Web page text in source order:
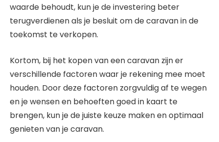
waarde behoudt, kun je de investering beter
terugverdienen als je besluit om de caravan in de
toekomst te verkopen.
Kortom, bij het kopen van een caravan zijn er
verschillende factoren waar je rekening mee moet
houden. Door deze factoren zorgvuldig af te wegen
en je wensen en behoeften goed in kaart te
brengen, kun je de juiste keuze maken en optimaal
genieten van je caravan.